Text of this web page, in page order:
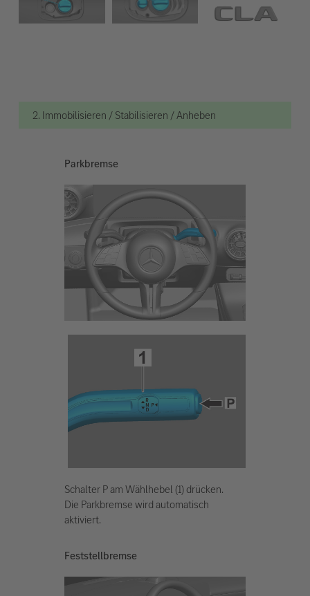
2. Immobilisieren / Stabilisieren / Anheben
Parkbremse
Schalter P am Wählhebel (1) drücken.
Die Parkbremse wird automatisch
aktiviert.
Feststellbremse